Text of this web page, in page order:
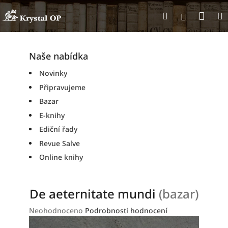
Přejít
na
obsah
Hledat
Naše nabídka
Novinky
Připravujeme
Bazar
E-knihy
Ediční řady
Revue Salve
Online knihy
De aeternitate mundi (bazar)
Průměrné
hodnocení
Neohodnoceno Podrobnosti hodnocení